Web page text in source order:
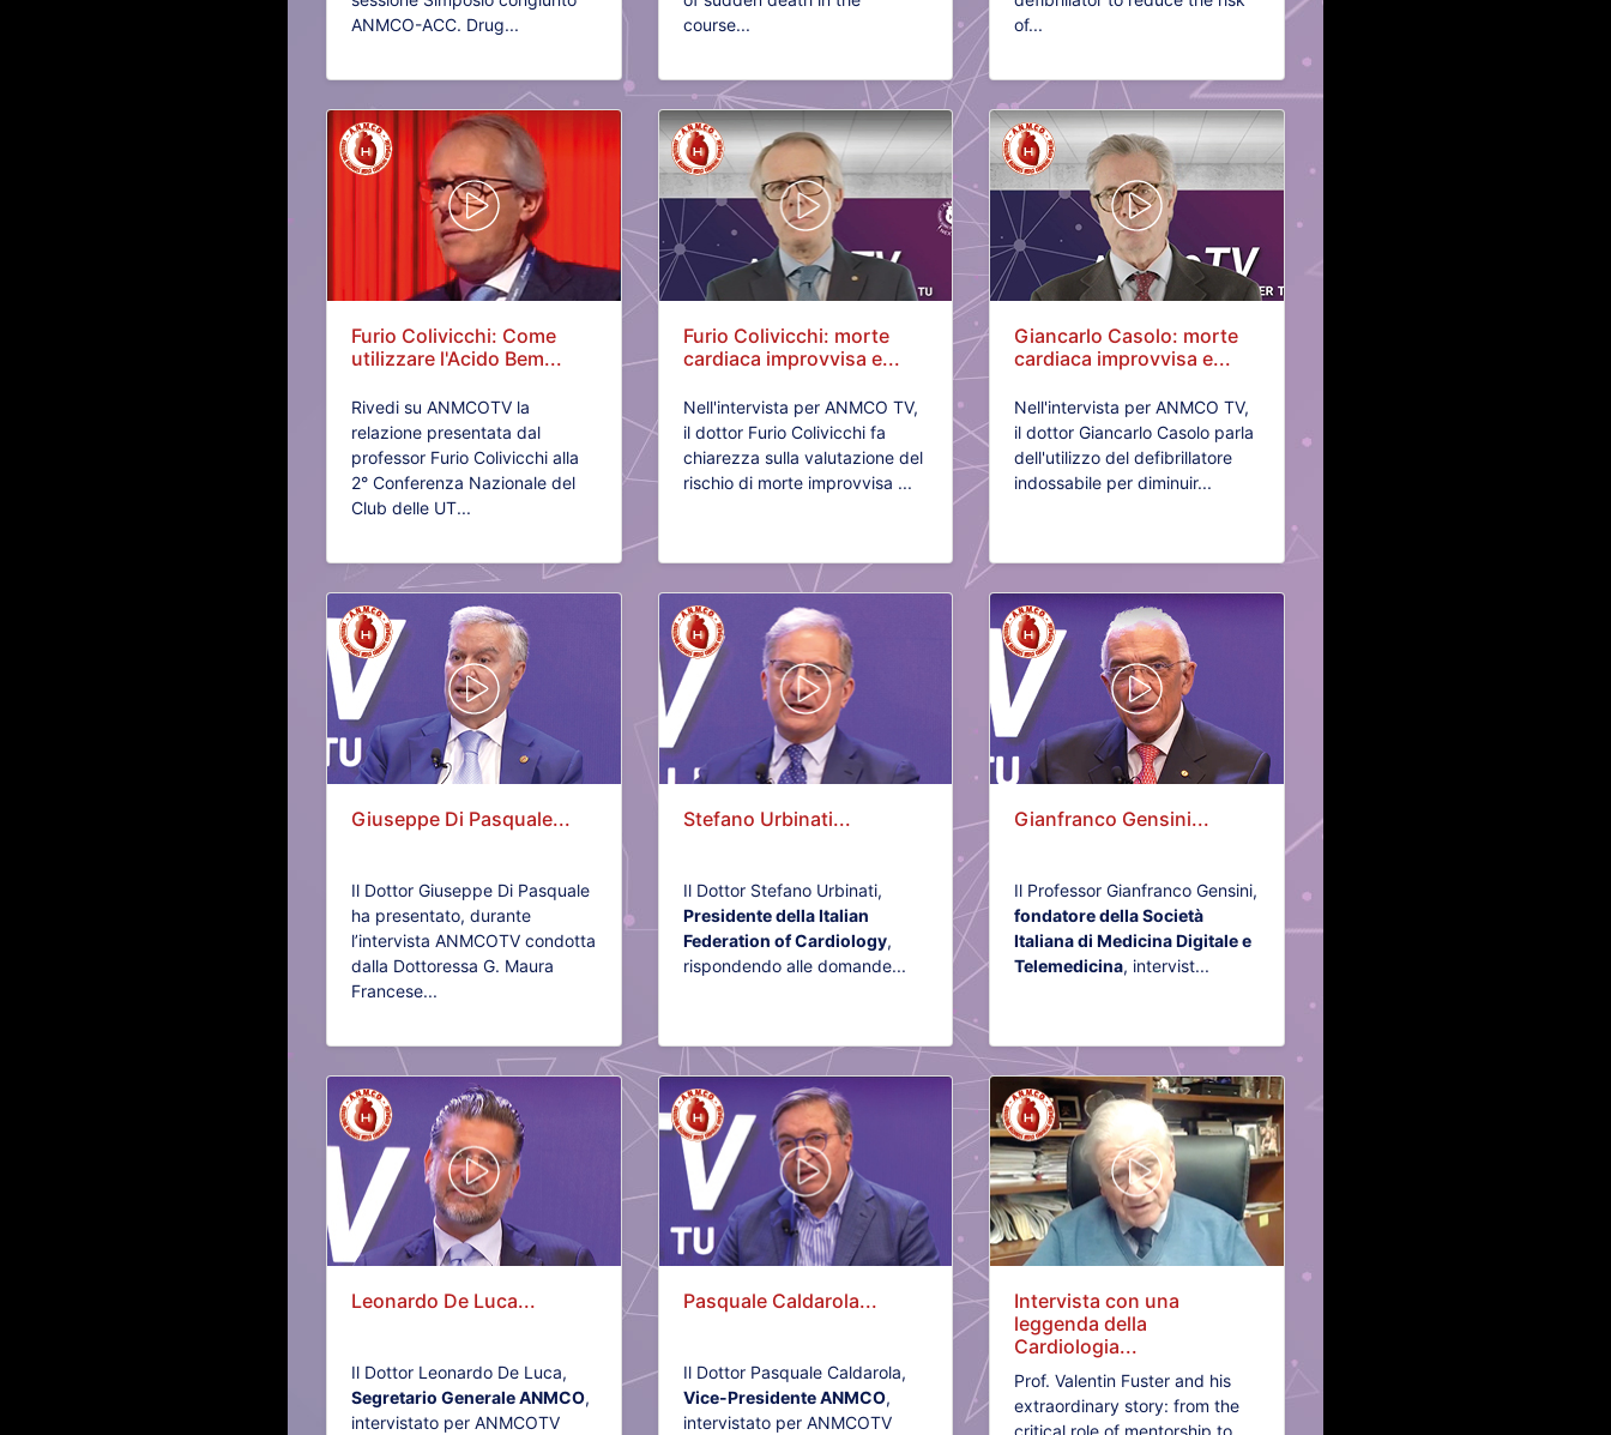
ANMCO-ACC. Drug...
course...
of...
Furio Colivicchi: Come
utilizzare l'Acido Bem...
Rivedi su ANMCOTV la
relazione presentata dal
professor Furio Colivicchi alla
2° Conferenza Nazionale del
Club delle UT...
Furio Colivicchi: morte
cardiaca improvvisa e...
Nell'intervista per ANMCO TV,
il dottor Furio Colivicchi fa
chiarezza sulla valutazione del
rischio di morte improvvisa ...
Giancarlo Casolo: morte
cardiaca improvvisa e...
Nell'intervista per ANMCO TV,
il dottor Giancarlo Casolo parla
dell'utilizzo del defibrillatore
indossabile per diminuir...
Giuseppe Di Pasquale...
Il Dottor Giuseppe Di Pasquale
ha presentato, durante
l’intervista ANMCOTV condotta
dalla Dottoressa G. Maura
Francese...
Stefano Urbinati...
Il Dottor Stefano Urbinati,
Presidente della Italian
Federation of Cardiology,
rispondendo alle domande...
Gianfranco Gensini...
Il Professor Gianfranco Gensini,
fondatore della Società
Italiana di Medicina Digitale e
Telemedicina, intervist...
Leonardo De Luca...
Il Dottor Leonardo De Luca,
Segretario Generale ANMCO,
intervistato per ANMCOTV
Pasquale Caldarola...
Il Dottor Pasquale Caldarola,
Vice-Presidente ANMCO,
intervistato per ANMCOTV
Intervista con una
leggenda della
Cardiologia...
Prof. Valentin Fuster and his
extraordinary story: from the